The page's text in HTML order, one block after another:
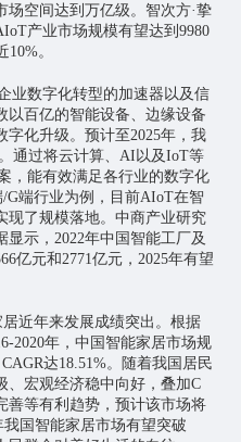
空间达到万亿级。智次方·挚
产业市场规模有望达到9980
。
业数字化转型的加速器以及信
以百亿的智能设备、边缘设备
化升级。预计至2025年，我
通过将云计算、AI以及IoT等
，能有效满足各行业的数字化
G端行业为例，目前AIoT在智
现了规模落地。中商产业研究
示，2022年中国智能工厂及
亿元和2771亿元，2025年有望
近年来发展成绩突出。根据
2020年，中国智能家居市场规
达18.51%。随着我国居民
、宏观经济稳中向好，叠加C
善等有利趋势，预计该市场将
国智能家居市场有望突破